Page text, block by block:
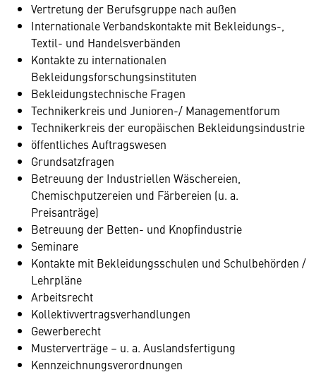
Vertretung der Berufsgruppe nach außen
Internationale Verbandskontakte mit Bekleidungs-,
Textil- und Handelsverbänden
Kontakte zu internationalen
Bekleidungsforschungsinstituten
Bekleidungstechnische Fragen
Technikerkreis und Junioren-/ Managementforum
Technikerkreis der europäischen Bekleidungsindustrie
öffentliches Auftragswesen
Grundsatzfragen
Betreuung der Industriellen Wäschereien,
Chemischputzereien und Färbereien (u. a.
Preisanträge)
Betreuung der Betten- und Knopfindustrie
Seminare
Kontakte mit Bekleidungsschulen und Schulbehörden /
Lehrpläne
Arbeitsrecht
Kollektivvertragsverhandlungen
Gewerberecht
Musterverträge – u. a. Auslandsfertigung
Kennzeichnungsverordnungen